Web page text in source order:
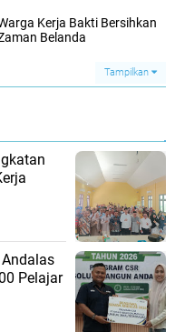
Kerja Bakti Bersihkan
Belanda
Tampilkan
Pelajar